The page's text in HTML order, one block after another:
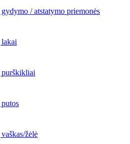
/ atstatymo priemonės
purškikliai
žėlė